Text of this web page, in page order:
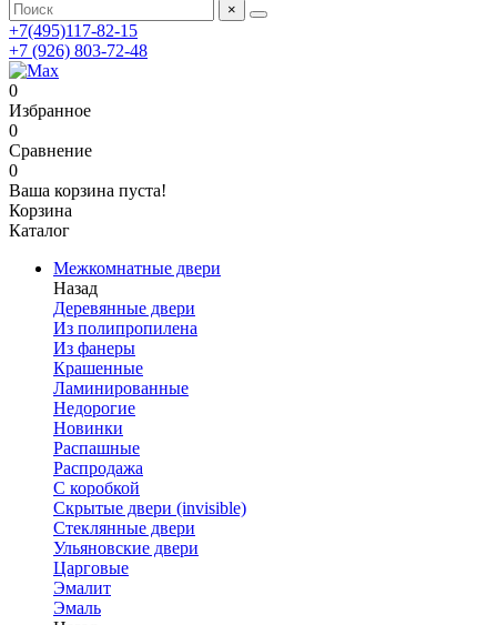
×
+7(495)117-82-15
+7 (926) 803-72-48
0
Избранное
0
Сравнение
0
Ваша корзина пуста!
Корзина
Каталог
Межкомнатные двери
Назад
Деревянные двери
Из полипропилена
Из фанеры
Крашенные
Ламинированные
Недорогие
Новинки
Распашные
Распродажа
С коробкой
Скрытые двери (invisible)
Стеклянные двери
Ульяновские двери
Царговые
Эмалит
Эмаль